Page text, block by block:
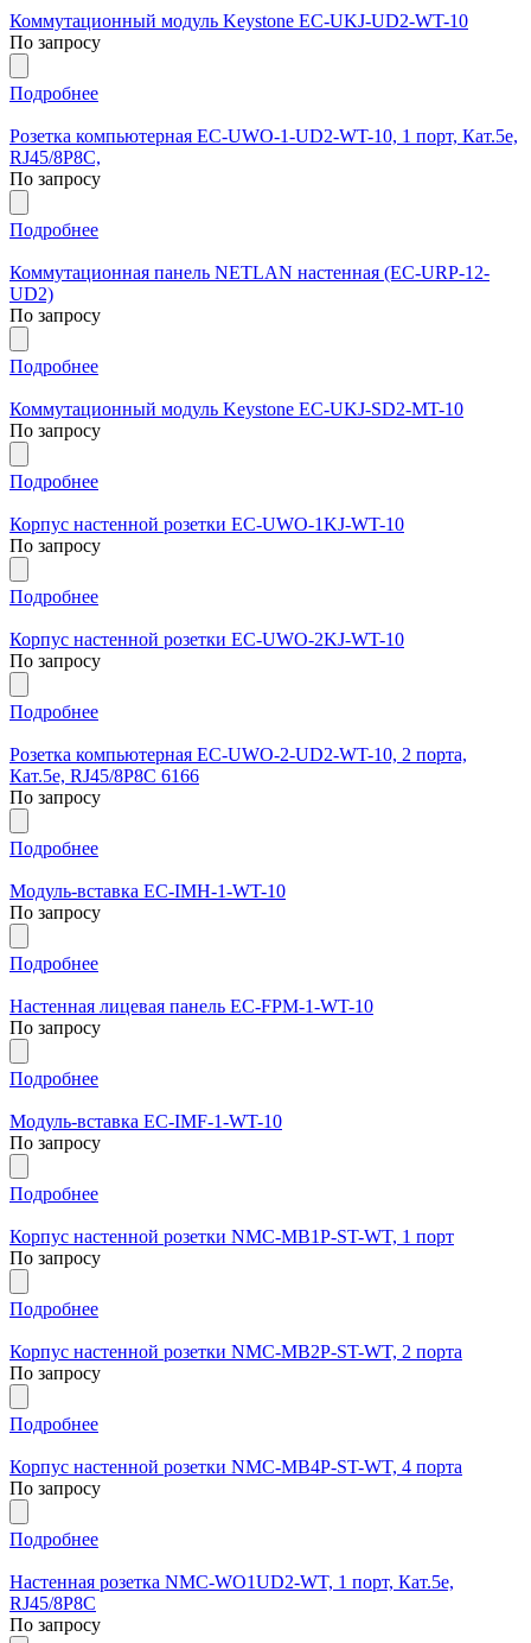
Коммутационный модуль Keystone EC-UKJ-UD2-WT-10
По запросу
Подробнее
Розетка компьютерная EC-UWO-1-UD2-WT-10, 1 порт, Кат.5e,
RJ45/8P8C,
По запросу
Подробнее
Коммутационная панель NETLAN настенная (EC-URP-12-
UD2)
По запросу
Подробнее
Коммутационный модуль Keystone EC-UKJ-SD2-MT-10
По запросу
Подробнее
Корпус настенной розетки EC-UWO-1KJ-WT-10
По запросу
Подробнее
Корпус настенной розетки EC-UWO-2KJ-WT-10
По запросу
Подробнее
Розетка компьютерная EC-UWO-2-UD2-WT-10, 2 порта,
Кат.5e, RJ45/8P8C 6166
По запросу
Подробнее
Модуль-вставка EC-IMH-1-WT-10
По запросу
Подробнее
Настенная лицевая панель EC-FPM-1-WT-10
По запросу
Подробнее
Модуль-вставка EC-IMF-1-WT-10
По запросу
Подробнее
Корпус настенной розетки NMC-MB1P-ST-WT, 1 порт
По запросу
Подробнее
Корпус настенной розетки NMC-MB2P-ST-WT, 2 порта
По запросу
Подробнее
Корпус настенной розетки NMC-MB4P-ST-WT, 4 порта
По запросу
Подробнее
Настенная розетка NMC-WO1UD2-WT, 1 порт, Кат.5e,
RJ45/8P8C
По запросу